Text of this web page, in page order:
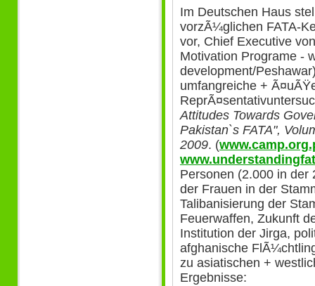
Im Deutschen Haus
vorzÃ¼glichen FATA-
vor, Chief Executive
Motivation Programe -
development/
umfangreiche +
Attitudes Towards
Pakistan`s FATA",
2009. (
Personen (2.000 in der
der Frauen in der
Talibanisierung der
Feuerwaffen, Zukunft
Institution der Jirga,
afghanische
zu asiatischen +
Ergebnisse: